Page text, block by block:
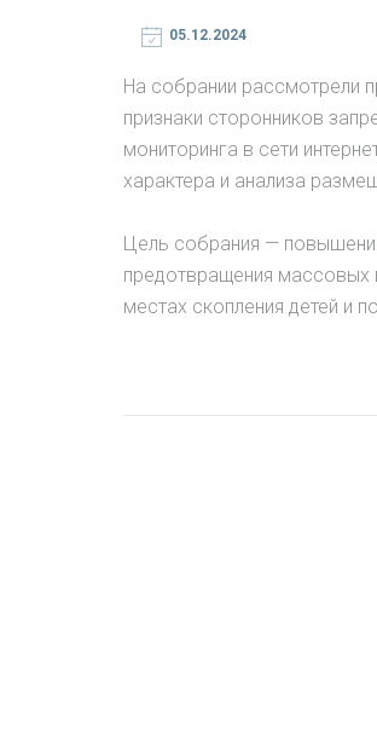
05.12.2024
На собрании рассмотрели
признаки сторонников
мониторинга в сети
характера и анализа
Цель собрания —
предотвращения массовых
местах скопления детей и